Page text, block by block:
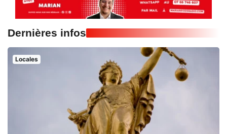
Dernières infos
Locales